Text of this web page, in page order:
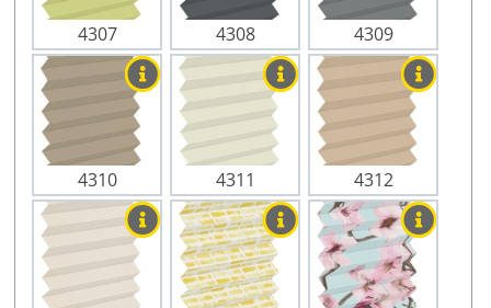
4307 4308 4309
4310 4311 4312